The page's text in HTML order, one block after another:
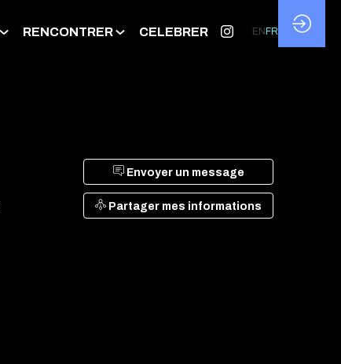
RENCONTRER CELEBRER EN FR
Envoyer un message
Partager mes informations